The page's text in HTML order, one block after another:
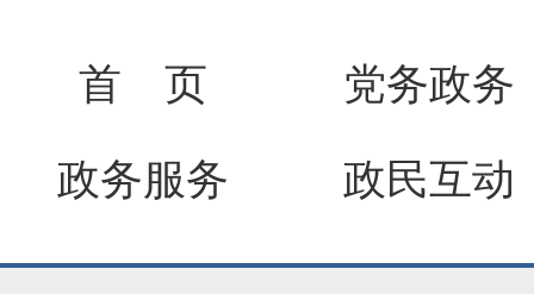
首 页
党务政务
政务服务
政民互动